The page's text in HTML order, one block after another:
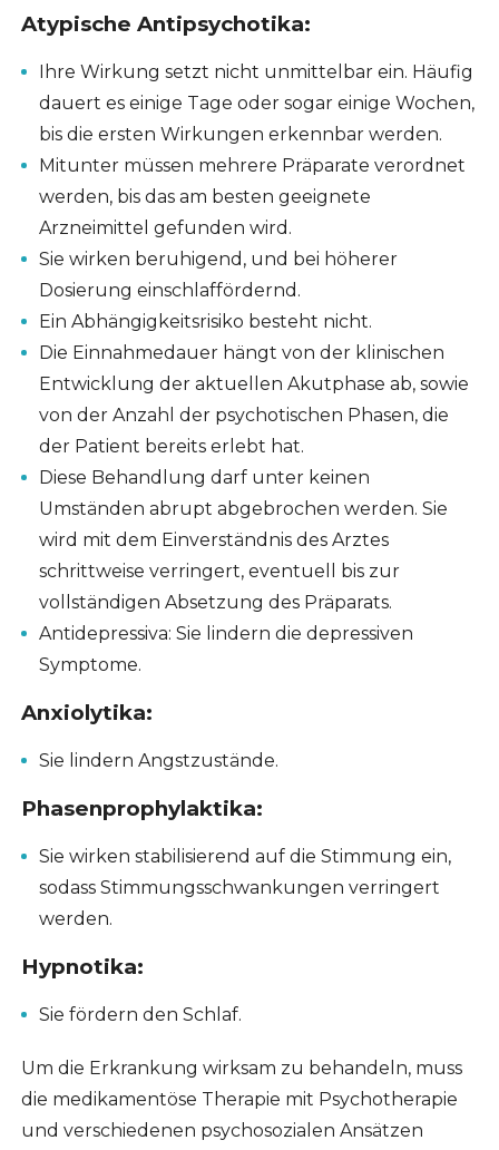
Atypische Antipsychotika:
Ihre Wirkung setzt nicht unmittelbar ein. Häufig
dauert es einige Tage oder sogar einige Wochen,
bis die ersten Wirkungen erkennbar werden.
Mitunter müssen mehrere Präparate verordnet
werden, bis das am besten geeignete
Arzneimittel gefunden wird.
Sie wirken beruhigend, und bei höherer
Dosierung einschlaffördernd.
Ein Abhängigkeitsrisiko besteht nicht.
Die Einnahmedauer hängt von der klinischen
Entwicklung der aktuellen Akutphase ab, sowie
von der Anzahl der psychotischen Phasen, die
der Patient bereits erlebt hat.
Diese Behandlung darf unter keinen
Umständen abrupt abgebrochen werden. Sie
wird mit dem Einverständnis des Arztes
schrittweise verringert, eventuell bis zur
vollständigen Absetzung des Präparats.
Antidepressiva: Sie lindern die depressiven
Symptome.
Anxiolytika:
Sie lindern Angstzustände.
Phasenprophylaktika:
Sie wirken stabilisierend auf die Stimmung ein,
sodass Stimmungsschwankungen verringert
werden.
Hypnotika:
Sie fördern den Schlaf.
Um die Erkrankung wirksam zu behandeln, muss
die medikamentöse Therapie mit Psychotherapie
und verschiedenen psychosozialen Ansätzen